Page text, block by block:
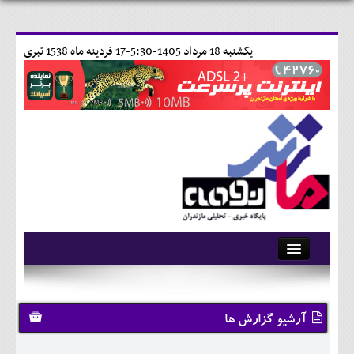
17 فردينه ماه 1538 تبری يکشنبه 18 مرداد 1405-5:30-
آرشیو
تماس با ما
وبلاگ
آرشیو گزارش ها